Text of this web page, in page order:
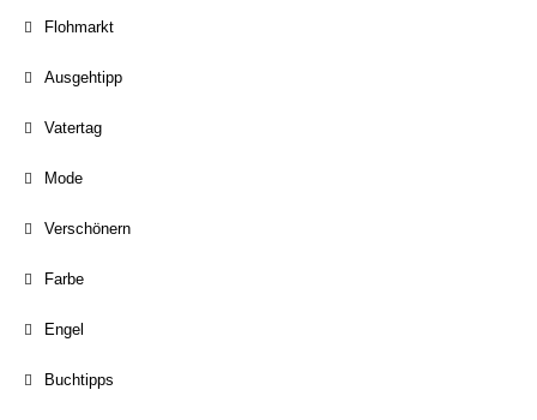
Flohmarkt
Ausgehtipp
Vatertag
Mode
Verschönern
Farbe
Engel
Buchtipps